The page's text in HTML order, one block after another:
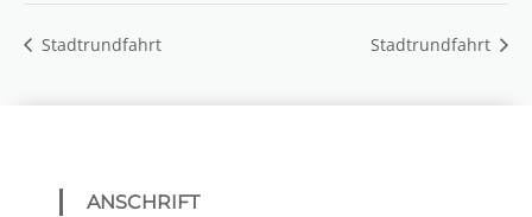
Stadtrundfahrt Stadtrundfahrt
ANSCHRIFT